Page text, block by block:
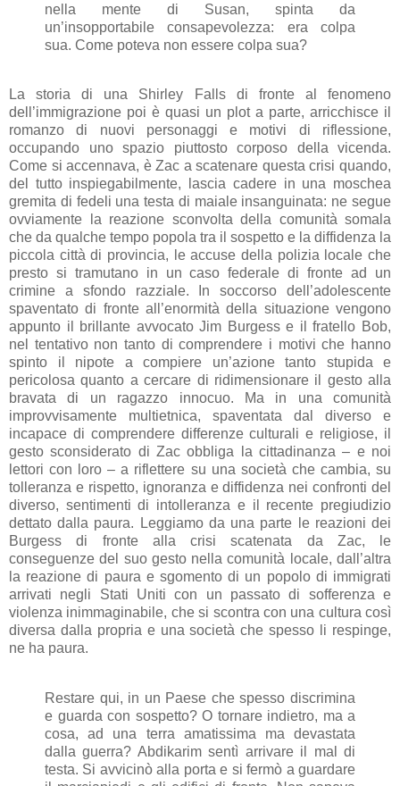
nella mente di Susan, spinta da
un’insopportabile consapevolezza: era colpa
sua. Come poteva non essere colpa sua?
La storia di una Shirley Falls di fronte al fenomeno
dell’immigrazione poi è quasi un plot a parte, arricchisce il
romanzo di nuovi personaggi e motivi di riflessione,
occupando uno spazio piuttosto corposo della vicenda.
Come si accennava, è Zac a scatenare questa crisi quando,
del tutto inspiegabilmente, lascia cadere in una moschea
gremita di fedeli una testa di maiale insanguinata: ne segue
ovviamente la reazione sconvolta della comunità somala
che da qualche tempo popola tra il sospetto e la diffidenza la
piccola città di provincia, le accuse della polizia locale che
presto si tramutano in un caso federale di fronte ad un
crimine a sfondo razziale. In soccorso dell’adolescente
spaventato di fronte all’enormità della situazione vengono
appunto il brillante avvocato Jim Burgess e il fratello Bob,
nel tentativo non tanto di comprendere i motivi che hanno
spinto il nipote a compiere un’azione tanto stupida e
pericolosa quanto a cercare di ridimensionare il gesto alla
bravata di un ragazzo innocuo. Ma in una comunità
improvvisamente multietnica, spaventata dal diverso e
incapace di comprendere differenze culturali e religiose, il
gesto sconsiderato di Zac obbliga la cittadinanza – e noi
lettori con loro – a riflettere su una società che cambia, su
tolleranza e rispetto, ignoranza e diffidenza nei confronti del
diverso, sentimenti di intolleranza e il recente pregiudizio
dettato dalla paura. Leggiamo da una parte le reazioni dei
Burgess di fronte alla crisi scatenata da Zac, le
conseguenze del suo gesto nella comunità locale, dall’altra
la reazione di paura e sgomento di un popolo di immigrati
arrivati negli Stati Uniti con un passato di sofferenza e
violenza inimmaginabile, che si scontra con una cultura così
diversa dalla propria e una società che spesso li respinge,
ne ha paura.
Restare qui, in un Paese che spesso discrimina
e guarda con sospetto? O tornare indietro, ma a
cosa, ad una terra amatissima ma devastata
dalla guerra? Abdikarim sentì arrivare il mal di
testa. Si avvicinò alla porta e si fermò a guardare